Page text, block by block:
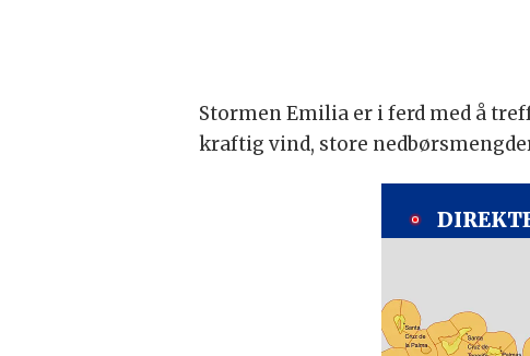
Stormen Emilia er i ferd med å
kraftig vind, store